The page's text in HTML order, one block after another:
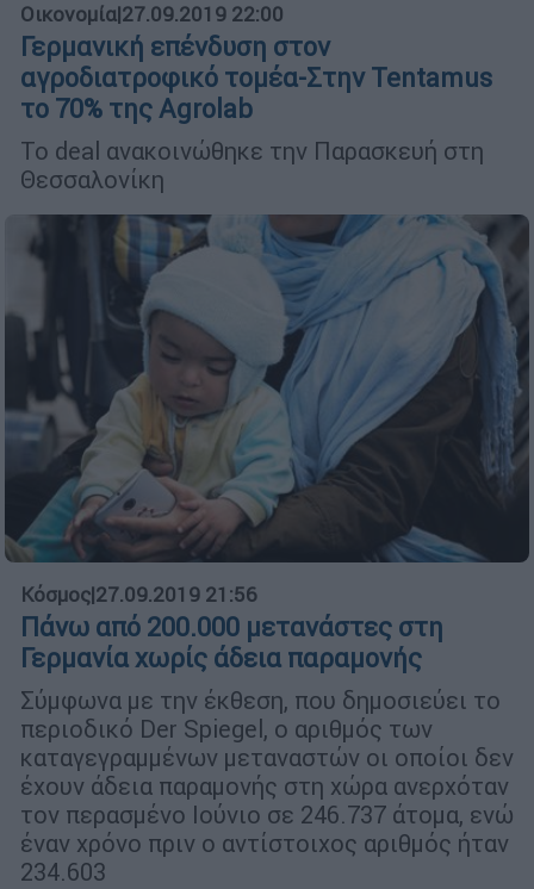
Οικονομία|27.09.2019 22:00
Γερμανική επένδυση στον
αγροδιατροφικό τομέα-Στην Tentamus
το 70% της Agrolab
To deal ανακοινώθηκε την Παρασκευή στη
Θεσσαλονίκη
Κόσμος|27.09.2019 21:56
Πάνω από 200.000 μετανάστες στη
Γερμανία χωρίς άδεια παραμονής
Σύμφωνα με την έκθεση, που δημοσιεύει το
περιοδικό Der Spiegel, ο αριθμός των
καταγεγραμμένων μεταναστών οι οποίοι δεν
έχουν άδεια παραμονής στη χώρα ανερχόταν
τον περασμένο Ιούνιο σε 246.737 άτομα, ενώ
έναν χρόνο πριν ο αντίστοιχος αριθμός ήταν
234.603